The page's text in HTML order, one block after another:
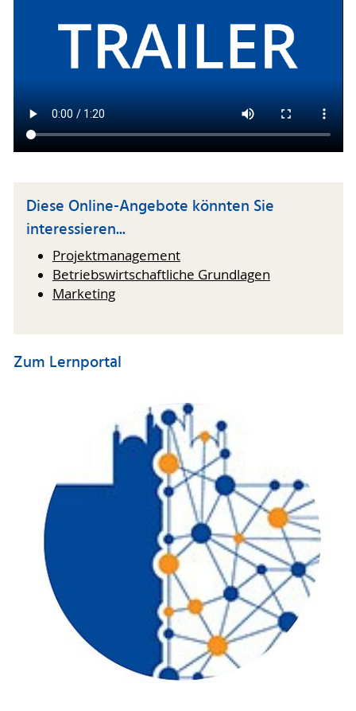
Diese Online-Angebote könnten Sie
interessieren...
Projektmanagement
Betriebswirtschaftliche Grundlagen
Marketing
Zum Lernportal